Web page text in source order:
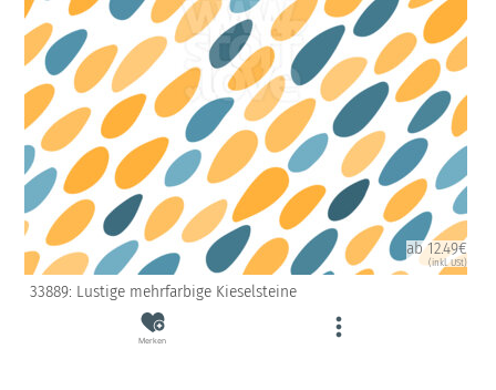
ab 12.49€
(inkl. USt)
33889: Lustige mehrfarbige Kieselsteine
Merken